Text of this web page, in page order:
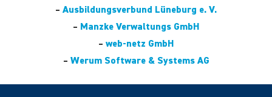
– Ausbildungsverbund Lüneburg e. V.
– Manzke Verwaltungs GmbH
– web-netz GmbH
– Werum Software & Systems AG